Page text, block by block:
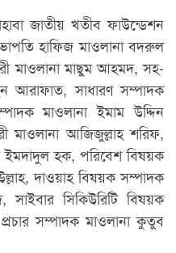
জাতীয় খতীব ফাউন্ডেশন
হাফিজ মাওলানা বদরুল
মাওলানা মাছুম আহমদ, সহ-
আরাফাত, সাধারণ সম্পাদক
মাওলানা ইমাম উদ্দিন
মাওলানা আজিজুল্লাহ শরিফ,
ইমদাদুল হক, পরিবেশ বিষয়ক
দাওয়াহ বিষয়ক সম্পাদক
সিকিউরিটি বিষয়ক
সম্পাদক মাওলানা কুতুব